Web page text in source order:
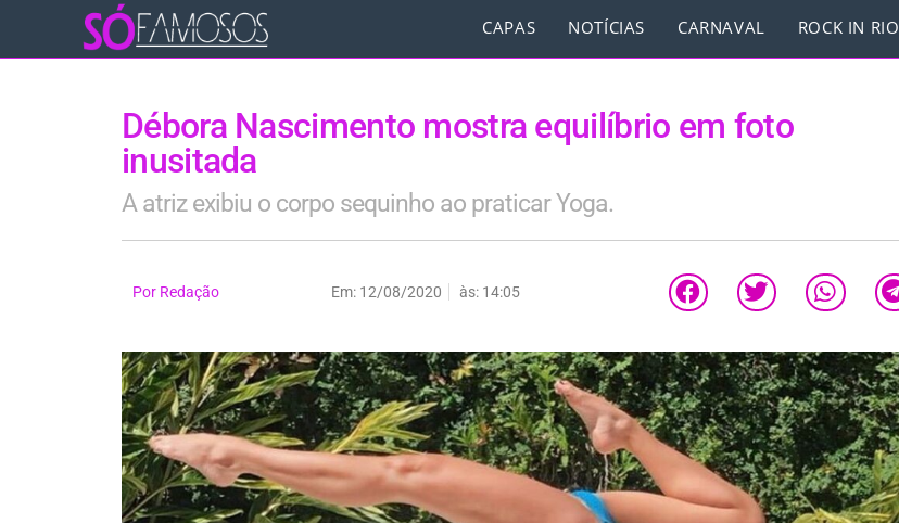
CAPAS NOTÍCIAS CARNAVAL ROCK IN RIO
Débora Nascimento mostra equilíbrio em foto
inusitada
A atriz exibiu o corpo sequinho ao praticar Yoga.
Por Redação Em: 12/08/2020 às: 14:05